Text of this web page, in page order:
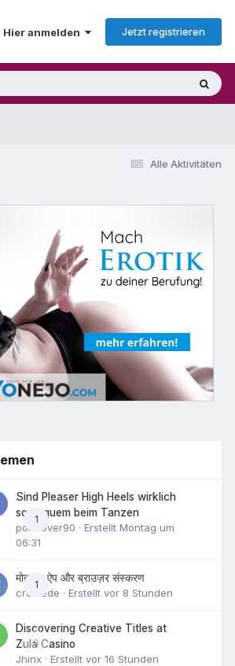
anmelden Jetzt registrieren
Alle Aktivitäten
1
Sind Pleaser High Heels wirklich
so bequem beim Tanzen
pornlover90 · Erstellt Montag um
06:31
1
मोबाइल ऐप और ब्राउज़र संस्करण
crowede · Erstellt vor 8 Stunden
0
Discovering Creative Titles at
Zula Casino
Jhinx · Erstellt vor 16 Stunden